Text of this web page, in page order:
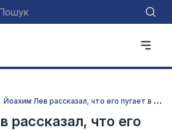
Й
оахим Лев рассказал, что его пугает в сборной Португалии
рассказал, что его